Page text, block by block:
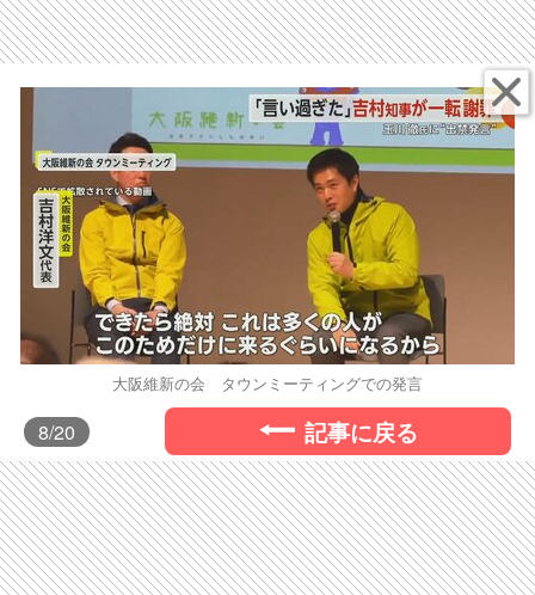
大阪維新の会 タウンミーティングでの発言
8/20 記事に戻る